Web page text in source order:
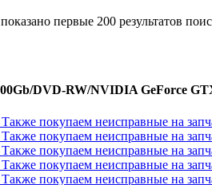
первые 200 результатов
DVD-RW/NVIDIA GeForce